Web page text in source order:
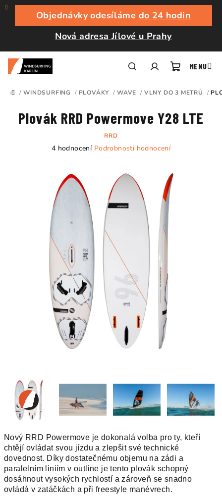
Přejít
obsah
Objednávky odesíláme do 24 hodin
Nová adresa Jílové u Prahy
košík
DOMŮ
/ WINDSURFING / PLOVÁKY / WAVE / VLNY DO 3 METRŮ /
Nový RRD Powermove je dokonalá volba pro ty, kteří
chtějí ovládat svou jízdu a zlepšit své technické
dovednost. Díky dostatečnému objemu na zádi a
paralelním liniím v outline je tento plovák schopný
dosáhnout vysokých rychlostí a zároveň se snadno
ovládá v zatáčkách a při freestyle manévrech.
Plovák RRD Powermove Y28 LTE
RRD
Průměrné
5,0
z
5
hvězdiček.
4 hodnocení Podrobnosti hodnocení